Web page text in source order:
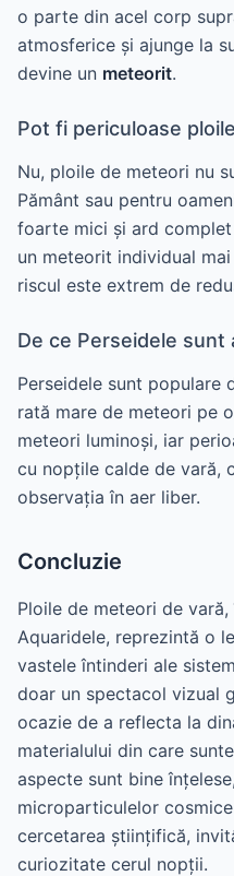
o parte din acel corp
atmosferice și ajunge la
devine un meteorit.
Pot fi periculoase
Nu, ploile de meteori nu
Pământ sau pentru
foarte mici și ard
un meteorit individual
riscul este extrem de
De ce Perseidele sunt
Perseidele sunt
rată mare de meteori pe
meteori luminoși, iar
cu nopțile calde de vară,
observația în aer liber.
Concluzie
Ploile de meteori de
Aquaridele, reprezintă o
vastele întinderi ale
doar un spectacol vizual
ocazie de a reflecta la
materialului din care
aspecte sunt bine
microparticulelor
cercetarea științifică,
curiozitate cerul nopții.